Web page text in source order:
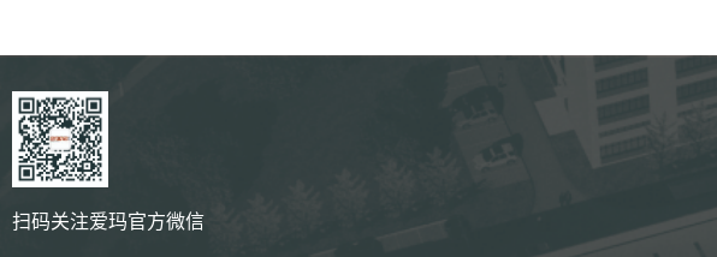
扫码关注爱玛官方微信